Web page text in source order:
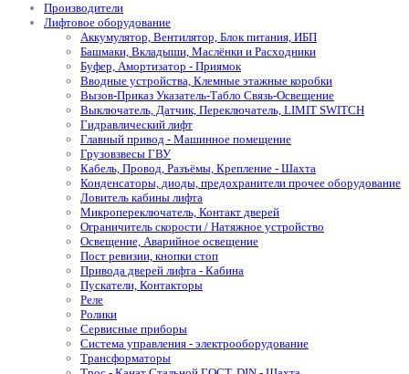
Производители
Лифтовое оборудование
Аккумулятор, Вентилятор, Блок питания, ИБП
Башмаки, Вкладыши, Маслёнки и Расходники
Буфер, Амортизатор - Приямок
Вводные устройства, Клемные этажные коробки
Вызов-Приказ Указатель-Табло Связь-Освещение
Выключатель, Датчик, Переключатель, LIMIT SWITCH
Гидравлический лифт
Главный привод - Машинное помещение
Грузовзвесы ГВУ
Кабель, Провод, Разъёмы, Крепление - Шахта
Конденсаторы, диоды, предохранители прочее оборудование
Ловитель кабины лифта
Микропереключатель, Контакт дверей
Ограничитель скорости / Натяжное устройство
Освещение, Аварийное освещение
Пост ревизии, кнопки стоп
Привода дверей лифта - Кабина
Пускатели, Контакторы
Реле
Ролики
Сервисные приборы
Система управления - электрооборудование
Трансформаторы